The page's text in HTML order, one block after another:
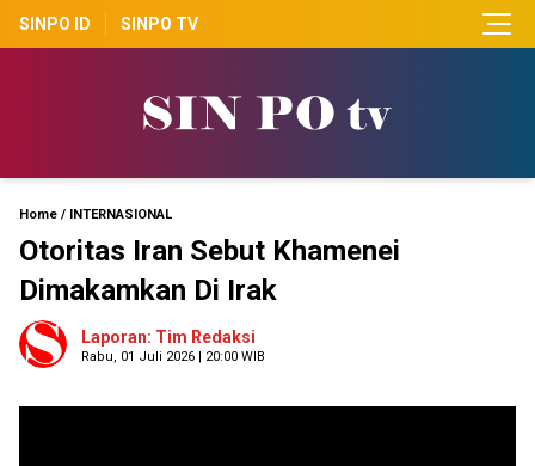
SINPO ID SINPO TV
Home / INTERNASIONAL
Otoritas Iran Sebut Khamenei
Dimakamkan Di Irak
Laporan: Tim Redaksi
Rabu, 01 Juli 2026 | 20:00 WIB